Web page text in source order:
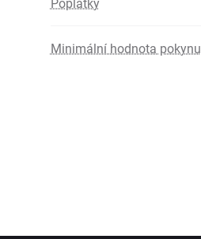
Minimální hodnota pokynu